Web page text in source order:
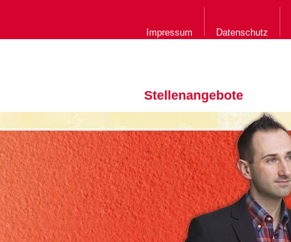
Impressum Datenschutz
Stellenangebote